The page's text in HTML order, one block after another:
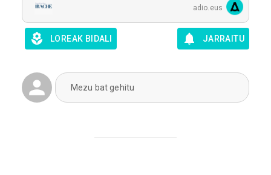
adio.eus
LOREAK BIDALI JARRAITU
Mezu bat gehitu